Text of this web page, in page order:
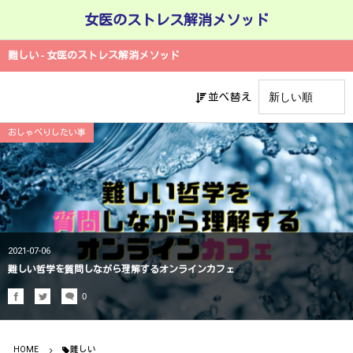
女医のストレス解消メソッド
難しい - 女医のストレス解消メソッド
並べ替え
おしゃべりしたい事
2021-07-06
難しい哲学を質問しながら理解するオンラインカフェ
0
HOME 難しい